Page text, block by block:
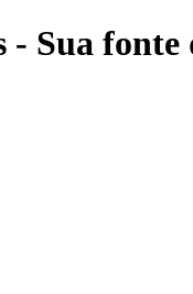
Sua fonte